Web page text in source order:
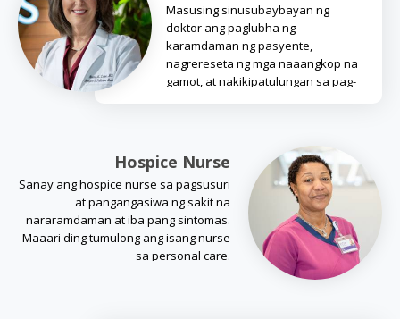
Masusing sinusubaybayan ng
doktor ang paglubha ng
karamdaman ng pasyente,
nagrereseta ng mga naaangkop na
gamot, at nakikipatulungan sa pag-
Hospice Nurse
Sanay ang hospice nurse sa pagsusuri
at pangangasiwa ng sakit na
nararamdaman at iba pang sintomas.
Maaari ding tumulong ang isang nurse
sa personal care.